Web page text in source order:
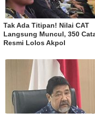
Tak Ada Titipan! Nilai CAT
Langsung Muncul, 350
Resmi Lolos Akpol